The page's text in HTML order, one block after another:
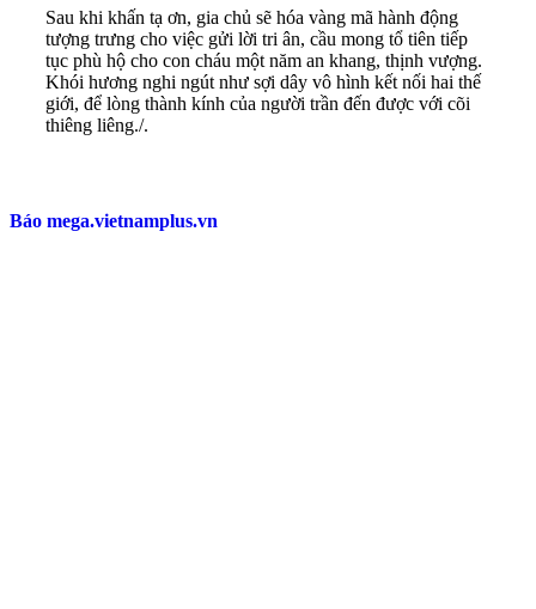
Sau khi khấn tạ ơn, gia chủ sẽ hóa vàng mã hành động
tượng trưng cho việc gửi lời tri ân, cầu mong tổ tiên tiếp
tục phù hộ cho con cháu một năm an khang, thịnh vượng.
Khói hương nghi ngút như sợi dây vô hình kết nối hai thế
giới, để lòng thành kính của người trần đến được với cõi
thiêng liêng./.
Báo mega.vietnamplus.vn